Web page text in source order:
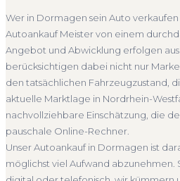
erfolgt direkt bei Übergabe, auf
auch die Abmeldung.
Abholung Dormagen Nicht
Abmeldung inklusive
deutschlandweit an — auch in
Nordrhein-Westfalen. Sie erhalten
Bewertung, ein verbindliches
kompletten Service von der
Über 4.800 zufriedene Kunden
Seit 2010 4.800+ Ankäufe
Nordrhein-Westfalen
Wer in Dormagen sein Auto
Autoankauf Meister von einem
Angebot und Abwicklung erfolgen
berücksichtigen dabei nicht nur
den tatsächlichen Fahrzeugzustand,
aktuelle Marktlage in Nordrhein-
nachvollziehbare Einschätzung, die
pauschale Online-Rechner.
Unser Autoankauf in Dormagen ist
möglichst viel Aufwand